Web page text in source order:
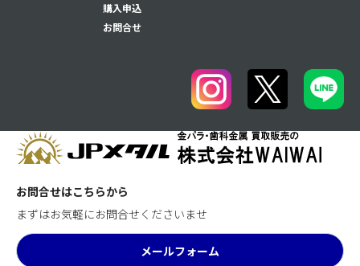
購入申込
お問合せ
お問合せはこちらから
まずはお気軽にお問合せくださいませ
メールフォーム